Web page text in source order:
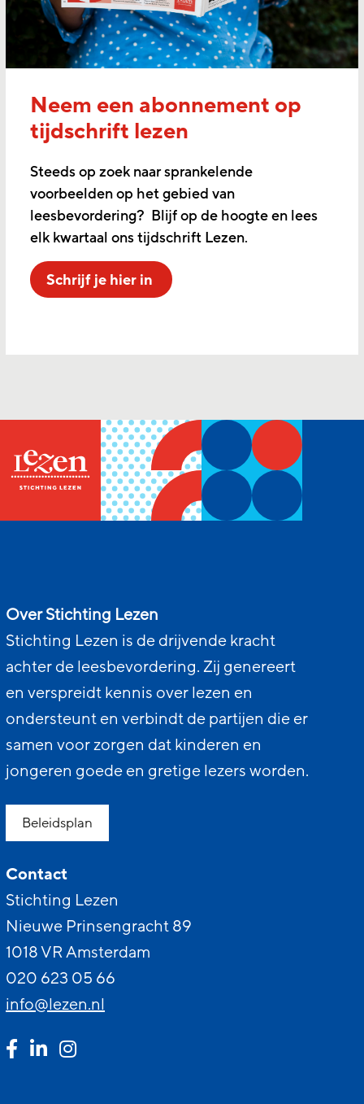
Neem een abonnement op
tijdschrift lezen
Steeds op zoek naar sprankelende
voorbeelden op het gebied van
leesbevordering? Blijf op de hoogte en lees
elk kwartaal ons tijdschrift Lezen.
Schrijf je hier in
Over Stichting Lezen
Stichting Lezen is de drijvende kracht
achter de leesbevordering. Zij genereert
en verspreidt kennis over lezen en
ondersteunt en verbindt de partijen die er
samen voor zorgen dat kinderen en
jongeren goede en gretige lezers worden.
Beleidsplan
Contact
Stichting Lezen
Nieuwe Prinsengracht 89
1018 VR Amsterdam
020 623 05 66
info@lezen.nl